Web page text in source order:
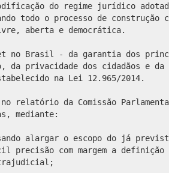
do regime jurídico
todo o processo de construção
aberta e democrática.
no Brasil - da garantia dos
da privacidade dos cidadãos e da
na Lei 12.965/2014.
no relatório da Comissão
mediante:
alargar o escopo do já
com margem a definição